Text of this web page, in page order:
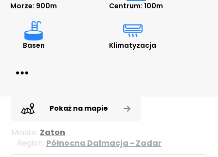
Morze: 900m Centrum: 100m
Basen Klimatyzacja
Pokaż na mapie
Miasto: Zaton
Region: Północna Dalmacja - Zadar